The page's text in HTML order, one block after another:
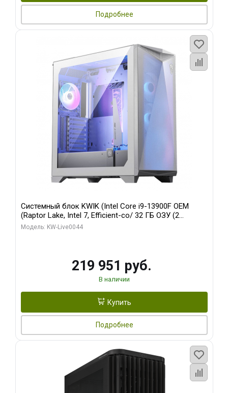
Подробнее
Системный блок KWIK (Intel Core i9-13900F OEM
(Raptor Lake, Intel 7, Efficient-co/ 32 ГБ ОЗУ (2
модуля)/ Gigabyte RTX5070Ti AERO OC 16GB GDDR7
Модель: KW-Live0044
219 951 руб.
В наличии
Купить
Подробнее